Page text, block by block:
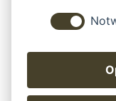
© die Arzt
Webdesigner